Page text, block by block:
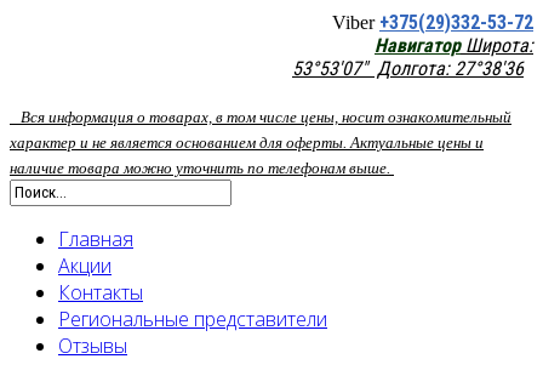
Viber +375(29)332-53-72
НавигаторШирота:
53°53'07" Долгота: 27°38'36
Вся информация о товарах, в том числе цены, носит ознакомительный
характер и не является основанием для оферты. Актуальные цены и
наличие товара можно уточнить по телефонам выше.
Главная
Акции
Контакты
Региональные представители
Отзывы